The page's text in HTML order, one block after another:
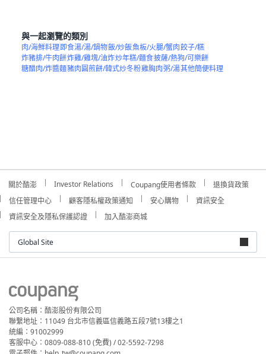
與一起瀏覽的類別
肉/海鮮料理即食湯/湯/鍋物飯/炒飯魚板/火腿/蟹肉餃子/糕
炸豬排/牛肉餅炸雞/雞塊/油炸炒年糕/麵食披薩/熱狗/可樂餅
糖醋肉/炸醬麵豬肉圓煎餅/韓式炒冬粉雞胸肉粥/湯其他簡便料理
關於酷澎 Investor Relations Coupang使用者條款
退換貨政策
信任管理中心
顧客隱私權政策通知 安心購物
資訊安全
資訊安全及隱私保護認證
加入酷澎商城
Global Site
公司名稱：酷澎股份有限公司
聯繫地址：11049 台北市信義區信義路五段7號13樓之1
統編：91002999
客服中心：0809-088-810 (免費) / 02-5592-7298